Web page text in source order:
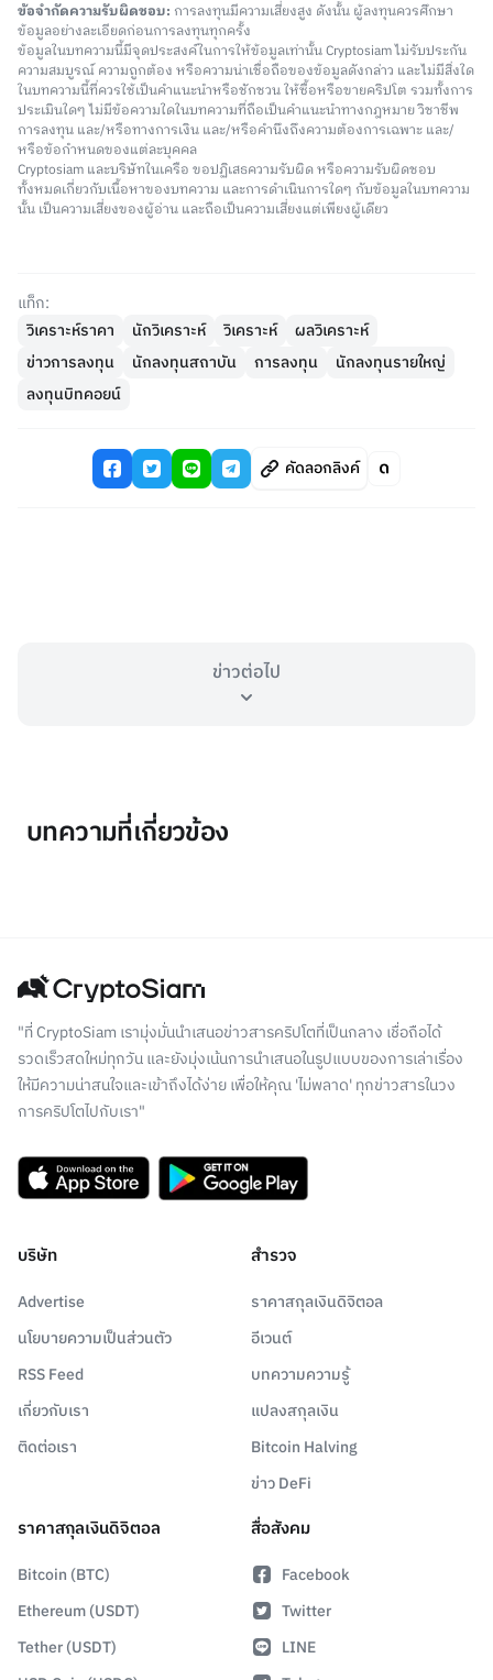
ข้อจำกัดความรับผิดชอบ: การลงทุนมีความเสี่ยงสูง ดังนั้น ผู้ลงทุนควรศึกษา
ข้อมูลอย่างละเอียดก่อนการลงทุนทุกครั้ง
ข้อมูลในบทความนี้มีจุดประสงค์ในการให้ข้อมูลเท่านั้น Cryptosiam ไม่รับประกัน
ความสมบูรณ์ ความถูกต้อง หรือความน่าเชื่อถือของข้อมูลดังกล่าว และไม่มีสิ่งใด
ในบทความนี้ที่ควรใช้เป็นคำแนะนำหรือชักชวน ให้ซื้อหรือขายคริปโต รวมทั้งการ
ประเมินใดๆ ไม่มีข้อความใดในบทความที่ถือเป็นคำแนะนำทางกฎหมาย วิชาชีพ
การลงทุน และ/หรือทางการเงิน และ/หรือคำนึงถึงความต้องการเฉพาะ และ/
หรือข้อกำหนดของแต่ละบุคคล
Cryptosiam และบริษัทในเครือ ขอปฏิเสธความรับผิด หรือความรับผิดชอบ
ทั้งหมดเกี่ยวกับเนื้อหาของบทความ และการดำเนินการใดๆ กับข้อมูลในบทความ
นั้น เป็นความเสี่ยงของผู้อ่าน และถือเป็นความเสี่ยงแต่เพียงผู้เดียว
แท็ก:
วิเคราะห์ราคา
นักวิเคราะห์ วิเคราะห์
ผลวิเคราะห์
ข่าวการลงทุน
นักลงทุนสถาบัน การลงทุน
นักลงทุนรายใหญ่
ลงทุนบิทคอยน์
คัดลอกลิงค์
ข่าวต่อไป
บทความที่เกี่ยวข้อง
"ที่ CryptoSiam เรามุ่งมั่นนำเสนอข่าวสารคริปโตที่เป็นกลาง เชื่อถือได้
รวดเร็วสดใหม่ทุกวัน และยังมุ่งเน้นการนำเสนอในรูปแบบของการเล่าเรื่อง
ให้มีความน่าสนใจและเข้าถึงได้ง่าย เพื่อให้คุณ 'ไม่พลาด' ทุกข่าวสารในวง
การคริปโตไปกับเรา"
บริษัท
Advertise
นโยบายความเป็นส่วนตัว
RSS Feed
เกี่ยวกับเรา
ติดต่อเรา
สำรวจ
ราคาสกุลเงินดิจิตอล
อีเวนต์
บทความความรู้
แปลงสกุลเงิน
Bitcoin Halving
ข่าว DeFi
ราคาสกุลเงินดิจิตอล
Bitcoin (BTC)
Ethereum (USDT)
Tether (USDT)
สื่อสังคม
Facebook
Twitter
LINE